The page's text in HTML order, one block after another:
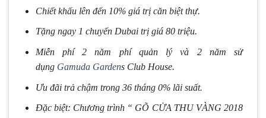
Chiết khấu lên đến 10% giá trị căn biệt thự.
Tặng ngay 1 chuyến Dubai trị giá 80 triệu.
Miễn phí 2 năm phí quản lý và 2 năm sử
dụng Gamuda Gardens Club House.
Ưu đãi trả chậm trong 36 tháng 0% lãi suất.
Đặc biệt: Chương trình “ GÕ CỬA THU VÀNG 2018